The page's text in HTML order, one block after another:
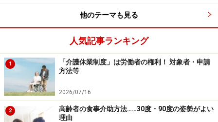
回提出するだけです。この際、要介護認定を受けた介護
保険の保険証を持参することをお忘れなく。
障害者に該当するかどうかの判定は、申告の対象となる
年の12月31日を基準日として行われます。
市区町村によって申請方法が異なる場合があるので、詳
しくは暮らしている市区町村に直接お問い合わせくださ
い。
他のテーマも見る
人気記事ランキング
1
「介護休業制度」は労働者の権利！ 対象者・申請
方法等
2026/07/16
2
高齢者の食事介助方法……30度・90度の姿勢がよい
理由